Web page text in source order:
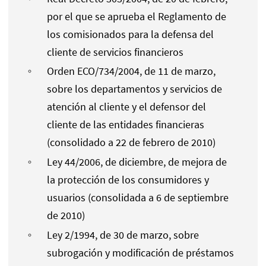
por el que se aprueba el Reglamento de
los comisionados para la defensa del
cliente de servicios financieros
Orden ECO/734/2004, de 11 de marzo,
sobre los departamentos y servicios de
atención al cliente y el defensor del
cliente de las entidades financieras
(consolidado a 22 de febrero de 2010)
Ley 44/2006, de diciembre, de mejora de
la protección de los consumidores y
usuarios (consolidada a 6 de septiembre
de 2010)
Ley 2/1994, de 30 de marzo, sobre
subrogación y modificación de préstamos